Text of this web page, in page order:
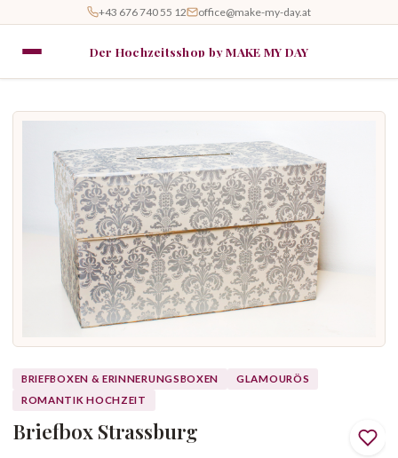
+43 676 740 55 12 office@make-my-day.at
Der Hochzeitsshop by MAKE MY DAY
BRIEFBOXEN & ERINNERUNGSBOXEN
GLAMOURÖS
ROMANTIK HOCHZEIT
Briefbox Strassburg